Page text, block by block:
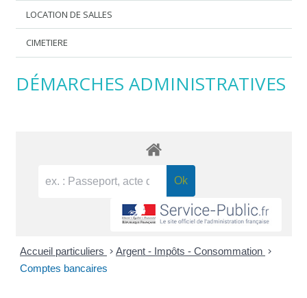
LOCATION DE SALLES
CIMETIERE
DÉMARCHES ADMINISTRATIVES
Accueil particuliers > Argent - Impôts - Consommation >
Comptes bancaires